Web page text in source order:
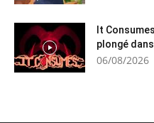
It
plongé
06/08/2026